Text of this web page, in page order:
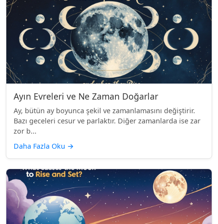
Ayın Evreleri ve Ne Zaman Doğarlar
Ay, bütün ay boyunca şekil ve zamanlamasını değiştirir.
Bazı geceleri cesur ve parlaktır. Diğer zamanlarda ise zar
zor b...
Daha Fazla Oku →